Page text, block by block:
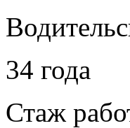
34 года
Стаж